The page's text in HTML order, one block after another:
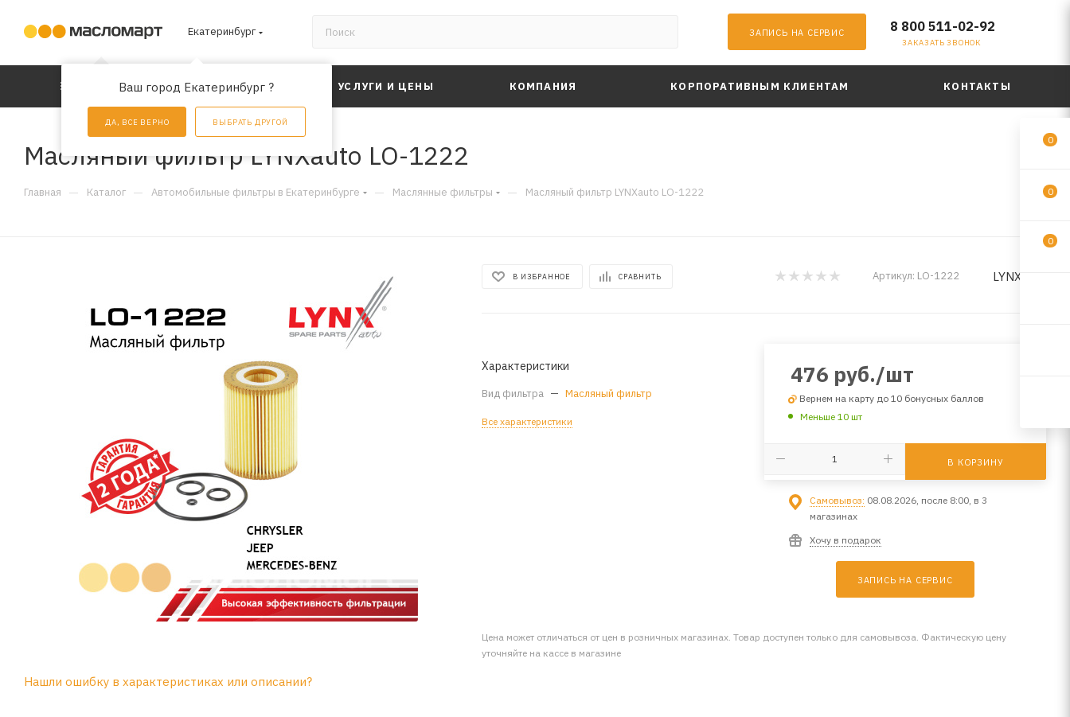
Екатеринбург
Ваш город Екатеринбург ?
ДА, ВСЕ ВЕРНО ВЫБРАТЬ ДРУГОЙ
ЗАПИСЬ НА СЕРВИС 8 800 511-02-92
ЗАКАЗАТЬ ЗВОНОК
КАТАЛОГ АКЦИИ УСЛУГИ И ЦЕНЫ КОМПАНИЯ КОРПОРАТИВНЫМ КЛИЕНТАМ КОНТАКТЫ
Масляный фильтр LYNXauto LO-1222
Главная — Каталог — Автомобильные фильтры в Екатеринбурге — Маслянные фильтры — Масляный фильтр LYNXauto LO-1222
В ИЗБРАННОЕ СРАВНИТЬ Артикул: LO-1222 LYNXauto
Характеристики
Вид фильтра — Масляный фильтр
Все характеристики
476 руб./шт
Вернем на карту до 10 бонусных баллов
Меньше 10 шт
В КОРЗИНУ
Самовывоз: 08.08.2026, после 8:00, в 3
магазинах
Хочу в подарок
ЗАПИСЬ НА СЕРВИС
Цена может отличаться от цен в розничных магазинах. Товар доступен только для самовывоза. Фактическую цену
уточняйте на кассе в магазине
Нашли ошибку в характеристиках или описании?
0
0
0